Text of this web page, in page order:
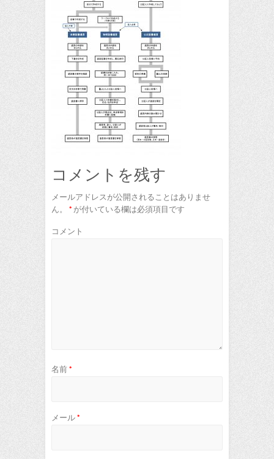
コメントを残す
メールアドレスが公開されることはありませ
ん。
* が付いている欄は必須項目です
コメント
名前*
メール*